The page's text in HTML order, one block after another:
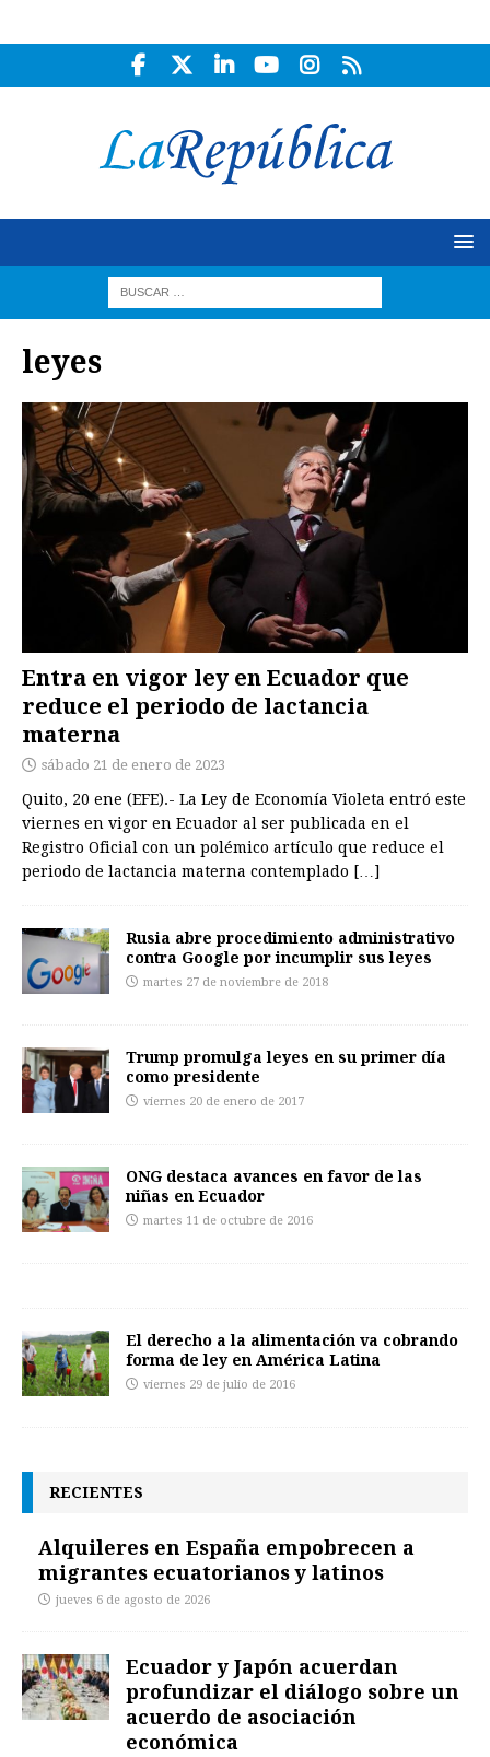
leyes
Entra en vigor ley en Ecuador que
reduce el periodo de lactancia
materna
sábado 21 de enero de 2023
Quito, 20 ene (EFE).- La Ley de Economía Violeta entró este
viernes en vigor en Ecuador al ser publicada en el
Registro Oficial con un polémico artículo que reduce el
periodo de lactancia materna contemplado […]
Rusia abre procedimiento administrativo
contra Google por incumplir sus leyes
martes 27 de noviembre de 2018
Trump promulga leyes en su primer día
como presidente
viernes 20 de enero de 2017
ONG destaca avances en favor de las
niñas en Ecuador
martes 11 de octubre de 2016
El derecho a la alimentación va cobrando
forma de ley en América Latina
viernes 29 de julio de 2016
RECIENTES
Alquileres en España empobrecen a
migrantes ecuatorianos y latinos
jueves 6 de agosto de 2026
Ecuador y Japón acuerdan
profundizar el diálogo sobre un
acuerdo de asociación
económica